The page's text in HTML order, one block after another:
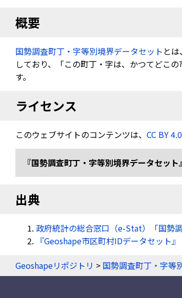
概要
国勢調査町丁・字等別境界データセット と
しており、「この町丁・字は、かつてどこ
す。
ライセンス
このウェブサイトのコンテンツは、 CC BY 4.0
『国勢調査町丁・字等別境界データセッ
出典
政府統計の総合窓口（e-Stat）「国勢
『Geoshape市区町村IDデータセット』
Geoshapeリポジトリ > 国勢調査町丁・字等